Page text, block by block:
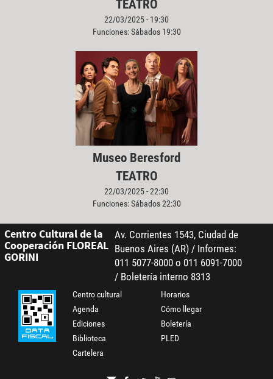
TEATRO
22/03/2025 - 19:30
Funciones: Sábados 19:30
Museo Beresford
TEATRO
22/03/2025 - 22:30
Funciones: Sábados 22:30
Centro Cultural de la
Cooperación FLOREAL
GORINI
Av. Corrientes 1543, Ciudad de
Buenos Aires (AR) / Informes:
011 5077-8000 o 011 6091-7000
/ Boletería interno 8313
Centro cultural
Agenda
Ediciones
Biblioteca
Cartelera
Horarios
Cómo llegar
Boletería
PLED